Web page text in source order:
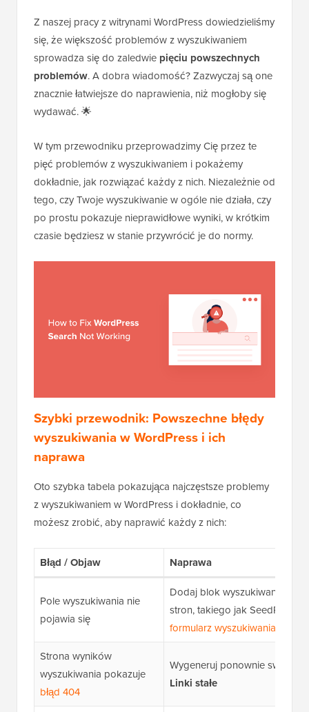
Z naszej pracy z witrynami WordPress dowiedzieliśmy
się, że większość problemów z wyszukiwaniem
sprowadza się do zaledwie pięciu powszechnych
problemów. A dobra wiadomość? Zazwyczaj są one
znacznie łatwiejsze do naprawienia, niż mogłoby się
wydawać. 🌟
W tym przewodniku przeprowadzimy Cię przez te
pięć problemów z wyszukiwaniem i pokażemy
dokładnie, jak rozwiązać każdy z nich. Niezależnie od
tego, czy Twoje wyszukiwanie w ogóle nie działa, czy
po prostu pokazuje nieprawidłowe wyniki, w krótkim
czasie będziesz w stanie przywrócić je do normy.
Szybki przewodnik: Powszechne błędy
wyszukiwania w WordPress i ich
naprawa
Oto szybka tabela pokazująca najczęstsze problemy
z wyszukiwaniem w WordPress i dokładnie, co
możesz zrobić, aby naprawić każdy z nich:
Błąd / Objaw Naprawa
Pole wyszukiwania nie
pojawia się
Dodaj blok wyszukiwania lub
stron, takiego jak SeedProd,
formularz wyszukiwania
Strona wyników
wyszukiwania pokazuje
błąd 404
Wygeneruj ponownie swoje
Linki stałe